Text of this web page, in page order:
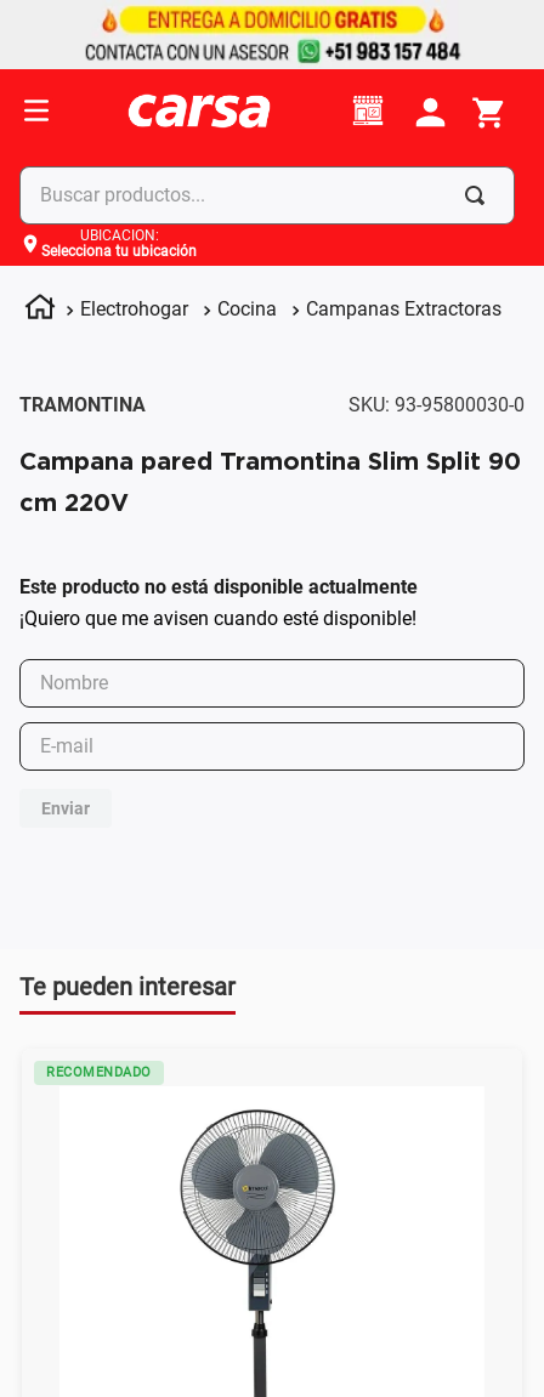
Buscar productos...
UBICACIÓN:
Selecciona tu ubicación
Electrohogar Cocina Campanas Extractoras
TRAMONTINA SKU: 93-95800030-0
Campana pared Tramontina Slim Split 90
cm 220V
Este producto no está disponible actualmente
Enviar
Te pueden interesar
RECOMENDADO
Términos más buscados
celulares